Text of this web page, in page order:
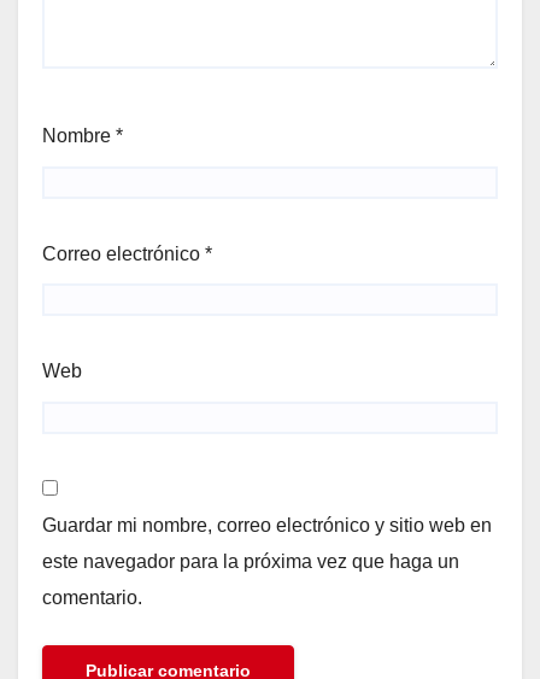
Nombre *
Correo electrónico *
Web
Guardar mi nombre, correo electrónico y sitio web en
este navegador para la próxima vez que haga un
comentario.